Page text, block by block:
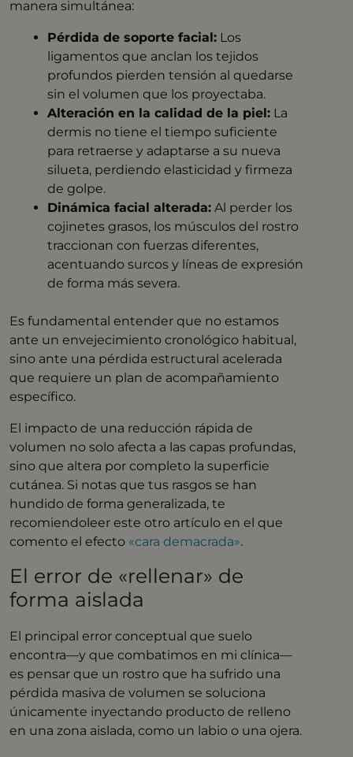
manera simultánea:
Pérdida de soporte facial: Los
ligamentos que anclan los tejidos
profundos pierden tensión al quedarse
sin el volumen que los proyectaba.
Alteración en la calidad de la piel: La
dermis no tiene el tiempo suficiente
para retraerse y adaptarse a su nueva
silueta, perdiendo elasticidad y firmeza
de golpe.
Dinámica facial alterada: Al perder los
cojinetes grasos, los músculos del rostro
traccionan con fuerzas diferentes,
acentuando surcos y líneas de expresión
de forma más severa.
Es fundamental entender que no estamos
ante un envejecimiento cronológico habitual,
sino ante una pérdida estructural acelerada
que requiere un plan de acompañamiento
específico.
El impacto de una reducción rápida de
volumen no solo afecta a las capas profundas,
sino que altera por completo la superficie
cutánea. Si notas que tus rasgos se han
hundido de forma generalizada, te
recomiendoleer este otro artículo en el que
comento el efecto «cara demacrada».
El error de «rellenar» de
forma aislada
El principal error conceptual que suelo
encontra—y que combatimos en mi clínica—
es pensar que un rostro que ha sufrido una
pérdida masiva de volumen se soluciona
únicamente inyectando producto de relleno
en una zona aislada, como un labio o una ojera.